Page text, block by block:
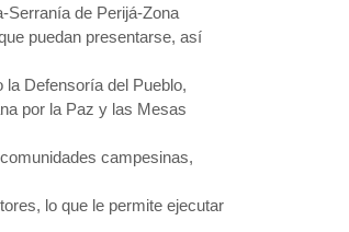
Serranía de Perijá-Zona
puedan presentarse, así
Defensoría del Pueblo,
por la Paz y las Mesas
campesinas,
lo que le permite ejecutar